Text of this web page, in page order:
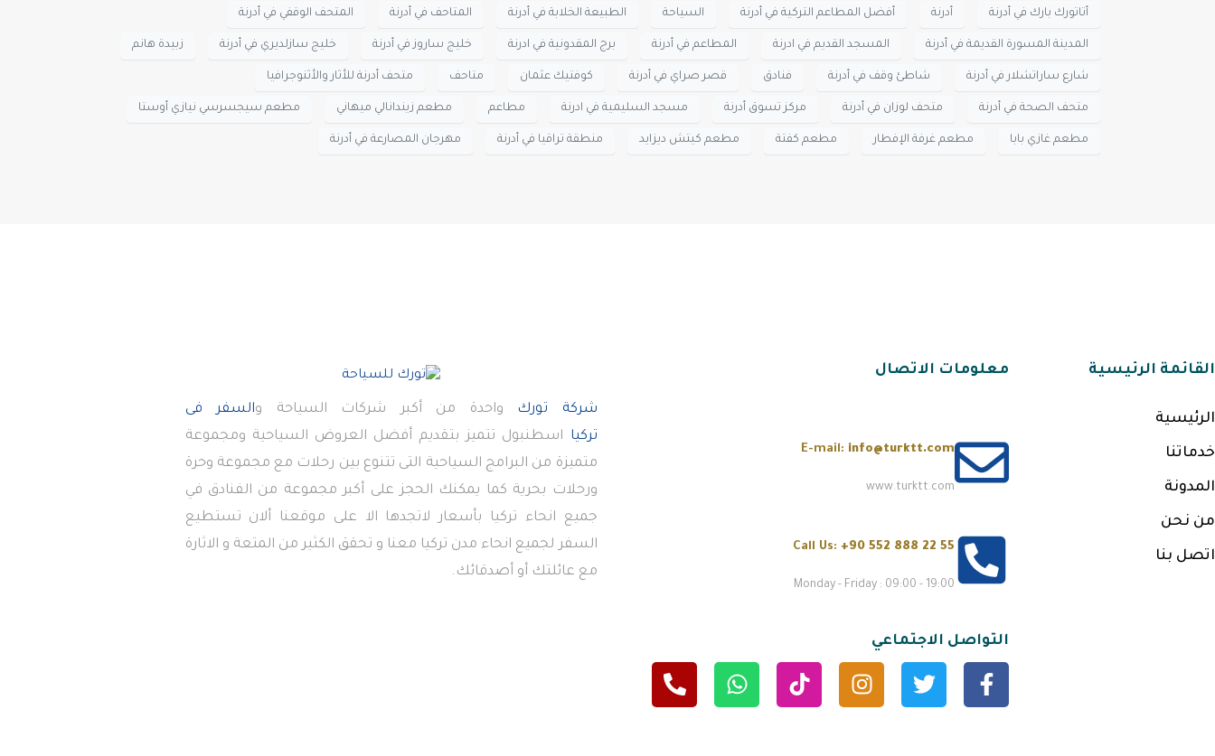
أتاتورك بارك في أدرنة أدرنة أفضل المطاعم التركية في أدرنة السياحة الطبيعة الخلابة في أدرنة المتاحف في أدرنة المتحف الوقفي في أدرنة
المدينة المسورة القديمة في أدرنة المسجد القديم في ادرنة المطاعم في أدرنة برج المقدونية في ادرنة خليج ساروز في أدرنة خليج سازلديري في أدرنة زبيدة هانم
شارع ساراتشلار في أدرنة شاطئ وقف في أدرنة فنادق قصر صراي في أدرنة كوفتيك عثمان متاحف متحف أدرنة للأثار والأثنوجرافيا
متحف الصحة في أدرنة متحف لوزان في أدرنة مركز تسوق أدرنة مسجد السليمية في ادرنة مطاعم مطعم زيندانالي ميهاني مطعم سيجسرسي نيازي أوستا
مطعم غازي بابا مطعم غرفة الإفطار مطعم كفتة مطعم كيتش ديزايد منطقة تراقيا في أدرنة مهرجان المصارعة في أدرنة
القائمة الرئيسية
الرئيسية
خدماتنا
المدونة
من نحن
اتصل بنا
معلومات الاتصال
E-mail: info@turktt.com
www.turktt.com
Call Us: +90 552 888 22 55
Monday - Friday : 09:00 - 19:00
التواصل الاجتماعي
شركة تورك واحدة من أكبر شركات السياحة والسفر فى
تركيا اسطنبول تتميز بتقديم أفضل العروض السياحية ومجموعة
متميزة من البرامج السياحية التى تتنوع بين رحلات مع مجموعة وحرة
ورحلات بحرية كما يمكنك الحجز على أكبر مجموعة من الفنادق في
جميع انحاء تركيا بأسعار لاتجدها الا على موقعنا ألان تستطيع
السفر لجميع انحاء مدن تركيا معنا و تحقق الكثير من المتعة و الاثارة
مع عائلتك أو أصدقائك.